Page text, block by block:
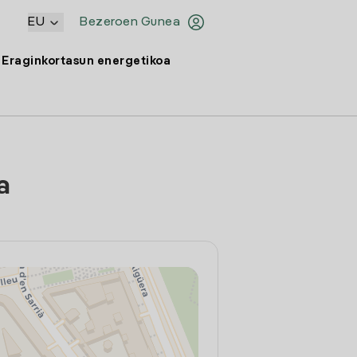
Bezeroen Gunea
EU
Eraginkortasun energetikoa